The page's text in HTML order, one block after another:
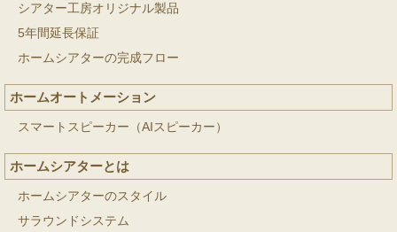
シアター工房オリジナル製品
5年間延長保証
ホームシアターの完成フロー
ホームオートメーション
スマートスピーカー（AIスピーカー）
ホームシアターとは
ホームシアターのスタイル
サラウンドシステム